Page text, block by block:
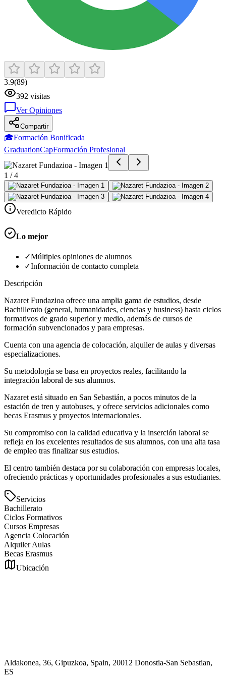
3.9(89)
392 visitas
Ver Opiniones
Compartir
🎓Formación Bonificada
GraduationCapFormación Profesional
1 /4
Veredicto Rápido
Lo mejor
✓Múltiples opiniones de alumnos
✓Información de contacto completa
Descripción
Nazaret Fundazioa ofrece una amplia gama de estudios, desde
Bachillerato (general, humanidades, ciencias y business) hasta ciclos
formativos de grado superior y medio, además de cursos de
formación subvencionados y para empresas.
Cuenta con una agencia de colocación, alquiler de aulas y diversas
especializaciones.
Su metodología se basa en proyectos reales, facilitando la
integración laboral de sus alumnos.
Nazaret está situado en San Sebastián, a pocos minutos de la
estación de tren y autobuses, y ofrece servicios adicionales como
becas Erasmus y proyectos internacionales.
Su compromiso con la calidad educativa y la inserción laboral se
refleja en los excelentes resultados de sus alumnos, con una alta tasa
de empleo tras finalizar sus estudios.
El centro también destaca por su colaboración con empresas locales,
ofreciendo prácticas y oportunidades profesionales a sus estudiantes.
Servicios
Bachillerato
Ciclos Formativos
Cursos Empresas
Agencia Colocación
Alquiler Aulas
Becas Erasmus
Ubicación
Aldakonea, 36, Gipuzkoa, Spain, 20012 Donostia-San Sebastian,
ES